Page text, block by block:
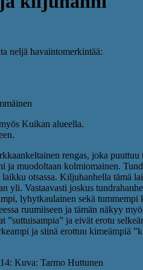
neljä havaintomerkintää:
Kuikan alueella.
rengas, joka
ja muodoltaan kolmiomainen.
otsassa. Kiljuhanhella tämä
yli. Vastaavasti joskus
lyhytkaulainen sekä
ruumiiseen ja tämän näkyy
”suttuisampia” ja eivät erotu
ja siinä erottuu kimeämpiä
Kuva: Tarmo Huttunen